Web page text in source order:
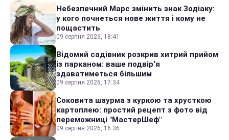
Небезпечний Марс змінить знак Зодіаку:
у кого почнеться нове життя і кому не
пощастить
09 серпня 2026, 18:41
Відомий садівник розкрив хитрий прийом
із парканом: ваше подвір'я
здаватиметься більшим
09 серпня 2026, 17:34
Соковита шаурма з куркою та хрусткою
картоплею: простий рецепт з фото від
переможниці "МастерШеф"
09 серпня 2026, 16:36